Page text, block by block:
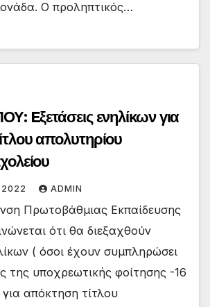
Ο προληπτικός…
για
απολυτηρίου
ADMIN
Πρωτοβάθμιας Εκπαίδευσης
ότι θα διεξαχθούν
( όσοι έχουν συμπληρώσει
της υποχρεωτικής φοίτησης -16
απόκτηση τίτλου